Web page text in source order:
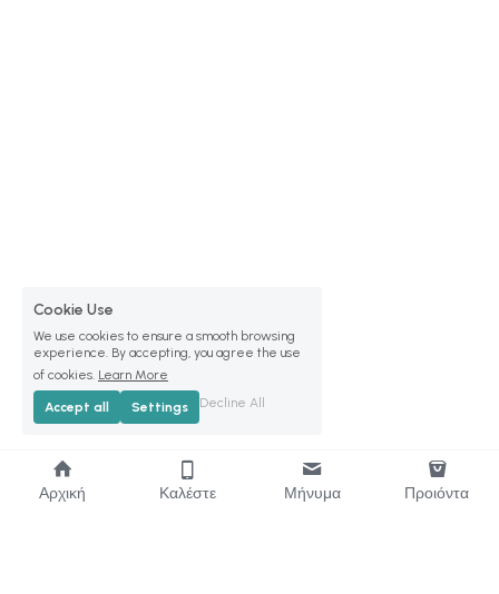
Αρχική Καλέστε Μήνυμα Προιόντα
Cookie Use
We use cookies to ensure a smooth browsing
experience. By accepting, you agree the use
of cookies. Learn More
Accept all Settings Decline All